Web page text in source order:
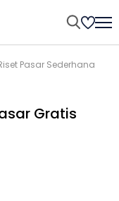
Pasar Sederhana
Gratis